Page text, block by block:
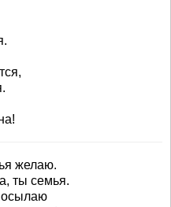
желаю.
ты семья.